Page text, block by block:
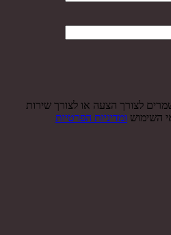
לצורך הצעה או לצורך שירות
השימוש ומדיניות הפרטיות